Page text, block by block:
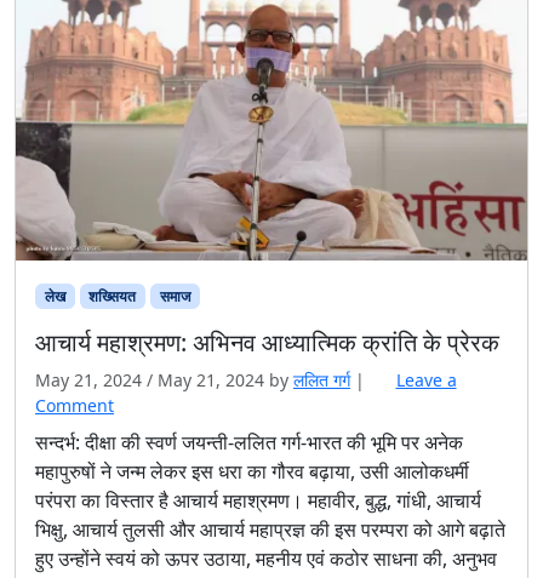
लेख शख्सियत समाज
आचार्य महाश्रमण: अभिनव आध्यात्मिक क्रांति के प्रेरक
May 21, 2024 / May 21, 2024 by ललित गर्ग |
Leave a
Comment
सन्दर्भ: दीक्षा की स्वर्ण जयन्ती-ललित गर्ग-भारत की भूमि पर अनेक
महापुरुषों ने जन्म लेकर इस धरा का गौरव बढ़ाया, उसी आलोकधर्मी
परंपरा का विस्तार है आचार्य महाश्रमण। महावीर, बुद्ध, गांधी, आचार्य
भिक्षु, आचार्य तुलसी और आचार्य महाप्रज्ञ की इस परम्परा को आगे बढ़ाते
हुए उन्होंने स्वयं को ऊपर उठाया, महनीय एवं कठोर साधना की, अनुभव